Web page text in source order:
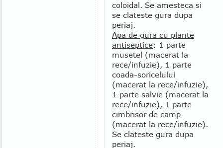
coloidal. Se amesteca si
se clateste gura dupa
periaj.
Apa de gura cu plante
antiseptice: 1 parte
musetel (macerat la
rece/infuzie), 1 parte
coada-soricelului
(macerat la rece/infuzie),
1 parte salvie (macerat la
rece/infuzie), 1 parte
cimbrisor de camp
(macerat la rece/infuzie).
Se clateste gura dupa
periaj.